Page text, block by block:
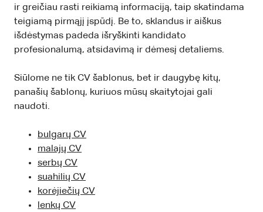
ir greičiau rasti reikiamą informaciją, taip skatindama
teigiamą pirmąjį įspūdį. Be to, sklandus ir aiškus
išdėstymas padeda išryškinti kandidato
profesionalumą, atsidavimą ir dėmesį detaliems.
Siūlome ne tik CV šablonus, bet ir daugybę kitų,
panašių šablonų, kuriuos mūsų skaitytojai gali
naudoti.
bulgarų CV
malajų CV
serbų CV
suahilių CV
korėjiečių CV
lenkų CV